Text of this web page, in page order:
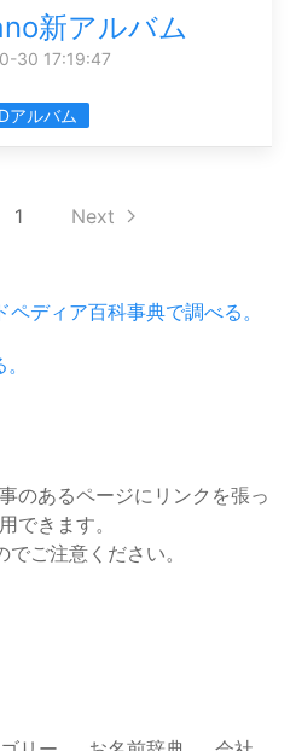
新アルバム
30 17:19:47
アルバム
1 Next
ディア百科事典で調べる。
のあるページにリンクを張っ
できます。
ご注意ください。